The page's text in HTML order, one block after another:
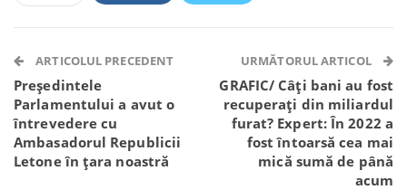
Telegram WhatsApp Viber
ARTICOLUL PRECEDENT
Președintele
Parlamentului a avut o
întrevedere cu
Ambasadorul Republicii
Letone în țara noastră
URMĂTORUL ARTICOL
GRAFIC/ Câți bani au fost
recuperați din miliardul
furat? Expert: În 2022 a
fost întoarsă cea mai
mică sumă de până
acum